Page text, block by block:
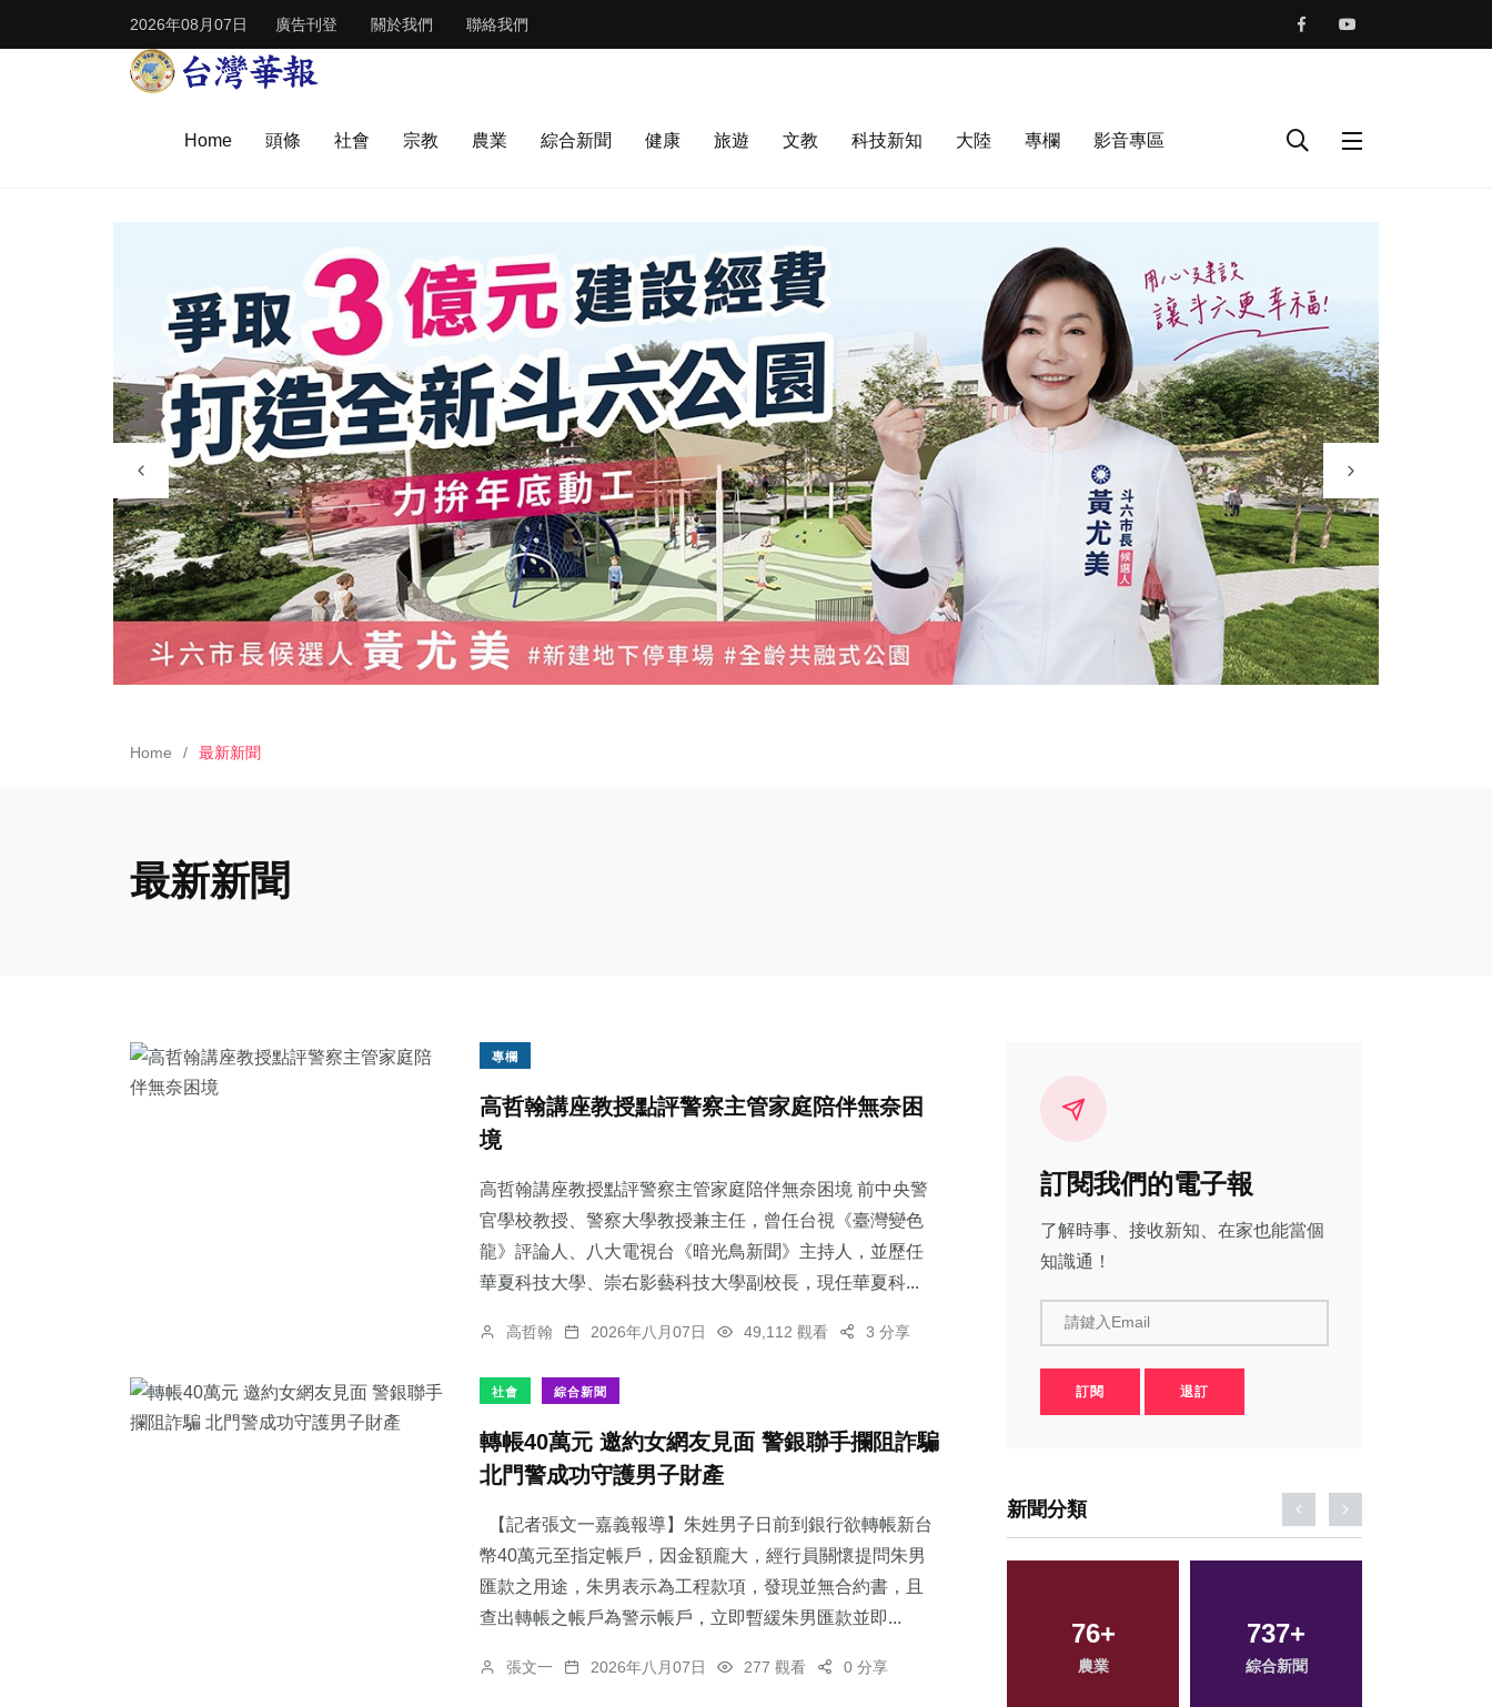
2026年08月07日 廣告刊登 關於我們 聯絡我們
Home 頭條 社會 宗教 農業 綜合新聞 健康 旅遊 文教 科技新知 大陸 專欄 影音專區
Home 最新新聞
最新新聞
專欄
高哲翰講座教授點評警察主管家庭陪伴無奈困
境
高哲翰講座教授點評警察主管家庭陪伴無奈困境 前中央警
官學校教授、警察大學教授兼主任，曾任台視《臺灣變色
龍》評論人、八大電視台《暗光鳥新聞》主持人，並歷任
華夏科技大學、崇右影藝科技大學副校長，現任華夏科...
高哲翰 2026年八月07日 49,112 觀看 3 分享
社會 綜合新聞
轉帳40萬元 邀約女網友見面 警銀聯手攔阻詐騙
北門警成功守護男子財產
【記者張文一嘉義報導】朱姓男子日前到銀行欲轉帳新台
幣40萬元至指定帳戶，因金額龐大，經行員關懷提問朱男
匯款之用途，朱男表示為工程款項，發現並無合約書，且
查出轉帳之帳戶為警示帳戶，立即暫緩朱男匯款並即...
張文一 2026年八月07日 277 觀看 0 分享
訂閱我們的電子報
了解時事、接收新知、在家也能當個
知識通！
請鍵入Email
訂閱 退訂
新聞分類
241+
文教
76+
農業
737+
綜合新聞
218+
健康
68+
宗教